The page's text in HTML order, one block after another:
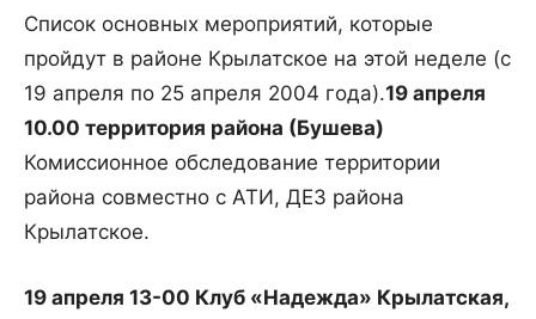
Список основных мероприятий, которые
пройдут в районе Крылатское на этой неделе (с
19 апреля по 25 апреля 2004 года).19 апреля
10.00 территория района (Бушева)
Комиссионное обследование территории
района совместно с АТИ, ДЕЗ района
Крылатское.
19 апреля 13-00 Клуб «Надежда» Крылатская,